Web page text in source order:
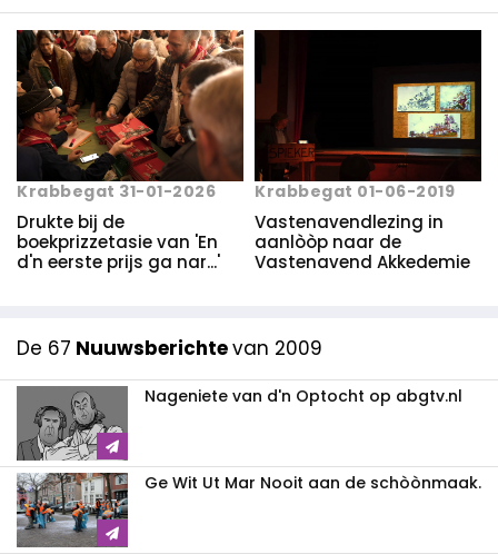
Krabbegat 31-01-2026
Drukte bij de
boekprizzetasie van 'En
d'n eerste prijs ga nar...'
Krabbegat 01-06-2019
Vastenavendlezing in
aanlòòp naar de
Vastenavend Akkedemie
De 67 Nuuwsberichtevan 2009
Nageniete van d'n Optocht op abgtv.nl
Ge Wit Ut Mar Nooit aan de schòònmaak.